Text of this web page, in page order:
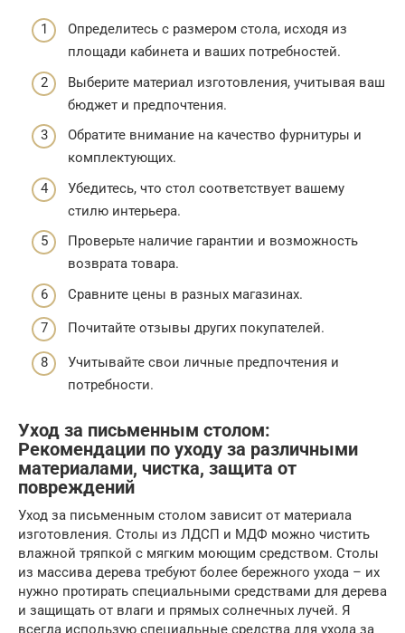
Определитесь с размером стола, исходя из
площади кабинета и ваших потребностей.
Выберите материал изготовления, учитывая ваш
бюджет и предпочтения.
Обратите внимание на качество фурнитуры и
комплектующих.
Убедитесь, что стол соответствует вашему
стилю интерьера.
Проверьте наличие гарантии и возможность
возврата товара.
Сравните цены в разных магазинах.
Почитайте отзывы других покупателей.
Учитывайте свои личные предпочтения и
потребности.
Уход за письменным столом:
Рекомендации по уходу за различными
материалами, чистка, защита от
повреждений
Уход за письменным столом зависит от материала
изготовления. Столы из ЛДСП и МДФ можно чистить
влажной тряпкой с мягким моющим средством. Столы
из массива дерева требуют более бережного ухода – их
нужно протирать специальными средствами для дерева
и защищать от влаги и прямых солнечных лучей. Я
всегда использую специальные средства для ухода за